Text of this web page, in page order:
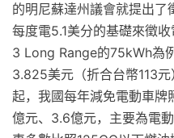
的明尼蘇達州議會就提出了
每度電5.1美分的基礎來徵
3 Long Range的75kWh為
3.825美元（折合台幣113
起，我國每年減免電動車牌
億元、3.6億元，主要為電